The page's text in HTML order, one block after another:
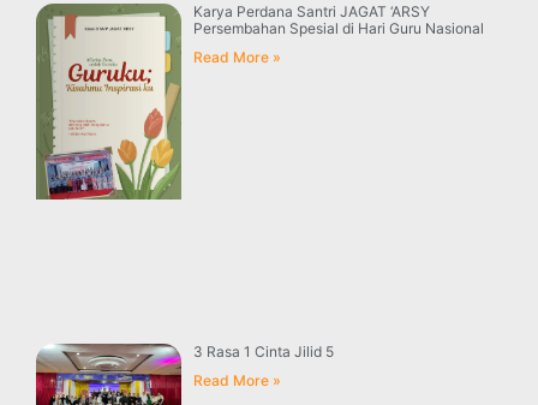
Karya Perdana Santri JAGAT ‘ARSY
Persembahan Spesial di Hari Guru Nasional
Read More »
3 Rasa 1 Cinta Jilid 5
Read More »